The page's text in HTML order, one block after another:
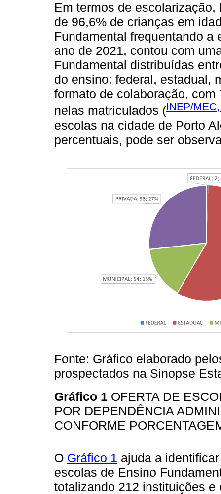
Em termos de
de 96,6% de crianças em
Fundamental frequentando
ano de 2021, contou com
Fundamental distribuídas
do ensino: federal, estadual,
formato de colaboração,
nelas matriculados (INEP/
escolas na cidade de Porto
percentuais, pode ser
Fonte: Gráfico elaborado
prospectados na Sinopse
Gráfico 1 OFERTA DE
POR DEPENDÊNCIA
CONFORME
O Gráfico 1 ajuda a
escolas de Ensino
totalizando 212 instituições e